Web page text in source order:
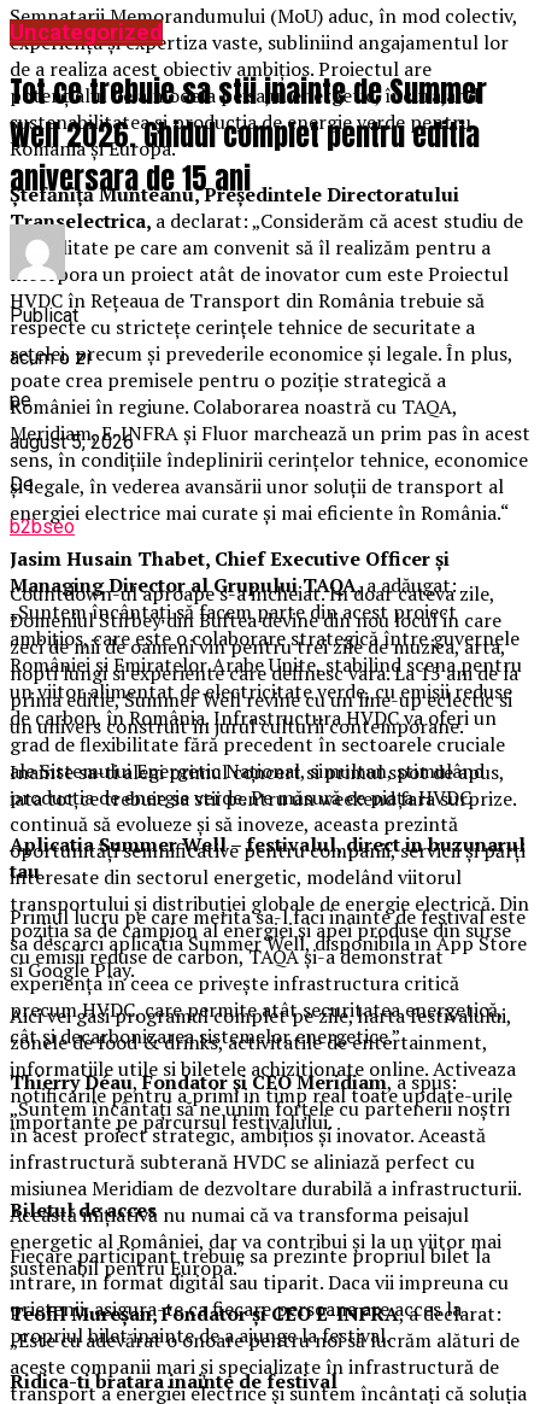
Semnatarii Memorandumului (MoU) aduc, în mod colectiv,
experiența și expertiza vaste, subliniind angajamentul lor
de a realiza acest obiectiv ambițios. Proiectul are
potențialul de a modela peisajul energetic, încurajând
sustenabilitatea și producția de energie verde pentru
România și Europa.
Ștefăniță Munteanu, Președintele Directoratului
Transelectrica, a declarat: „Considerăm că acest studiu de
fezabilitate pe care am convenit să îl realizăm pentru a
încorpora un proiect atât de inovator cum este Proiectul
HVDC în Rețeaua de Transport din România trebuie să
respecte cu strictețe cerințele tehnice de securitate a
rețelei, precum și prevederile economice și legale. În plus,
poate crea premisele pentru o poziție strategică a
României în regiune. Colaborarea noastră cu TAQA,
Meridiam, E-INFRA și Fluor marchează un prim pas în acest
sens, în condițiile îndeplinirii cerințelor tehnice, economice
și legale, în vederea avansării unor soluții de transport al
energiei electrice mai curate și mai eficiente în România.“
Jasim Husain Thabet, Chief Executive Officer și
Managing Director al Grupului TAQA, a adăugat:
„Suntem încântați să facem parte din acest proiect
ambițios, care este o colaborare strategică între guvernele
României și Emiratelor Arabe Unite, stabilind scena pentru
un viitor alimentat de electricitate verde, cu emisii reduse
de carbon, în România. Infrastructura HVDC va oferi un
grad de flexibilitate fără precedent în sectoarele cruciale
ale Sistemului Energetic Național, simultan, stimulând
producția de energie verde. Pe măsură ce piața HVDC
continuă să evolueze și să inoveze, aceasta prezintă
oportunități semnificative pentru companii, servicii și părți
interesate din sectorul energetic, modelând viitorul
transportului și distribuției globale de energie electrică. Din
poziția sa de campion al energiei și apei produse din surse
cu emisii reduse de carbon, TAQA și-a demonstrat
experiența în ceea ce privește infrastructura critică
precum HVDC, care permite atât securitatea energetică,
cât și decarbonizarea sistemelor energetice.”
Thierry Déau,Fondator și CEO Meridiam, a spus:
„Suntem încântați să ne unim forțele cu partenerii noștri
în acest proiect strategic, ambițios și inovator. Această
infrastructură subterană HVDC se aliniază perfect cu
misiunea Meridiam de dezvoltare durabilă a infrastructurii.
Această inițiativă nu numai că va transforma peisajul
energetic al României, dar va contribui și la un viitor mai
sustenabil pentru Europa.”
Teofil Mureșan, Fondator și CEO E-INFRA, a declarat:
„Este cu adevărat o onoare pentru noi să lucrăm alături de
aceste companii mari și specializate în infrastructură de
transport a energiei electrice și suntem încântați că soluția
Uncategorized
Tot ce trebuie sa stii inainte de Summer
Well 2026. Ghidul complet pentru editia
aniversara de 15 ani
Publicat
acum o zi
pe
august 5, 2026
De
b2bseo
Countdown-ul aproape s-a incheiat. In doar cateva zile,
Domeniul Stirbey din Buftea devine din nou locul in care
zeci de mii de oameni vin pentru trei zile de muzica, arta,
nopti lungi si experiente care definesc vara. La 15 ani de la
prima editie, Summer Well revine cu un line-up eclectic si
un univers construit in jurul culturii contemporane.
Inainte sa-ti alegi primul concert si primul spot de apus,
iata tot ce trebuie sa stii pentru un weekend fara surprize.
Aplicatia Summer Well– festivalul, direct in buzunarul
tau
Primul lucru pe care merita sa-l faci inainte de festival este
sa descarci aplicatia Summer Well, disponibila in App Store
si Google Play.
Aici vei gasi programul complet pe zile, harta festivalului,
zonele de food & drinks, activitatile de entertainment,
informatiile utile si biletele achizitionate online. Activeaza
notificarile pentru a primi in timp real toate update-urile
importante pe parcursul festivalului.
Biletul de acces
Fiecare participant trebuie sa prezinte propriul bilet la
intrare, in format digital sau tiparit. Daca vii impreuna cu
prietenii, asigura-te ca fiecare persoana are acces la
propriul bilet inainte de a ajunge la festival.
Ridica-ti bratarainainte de festival